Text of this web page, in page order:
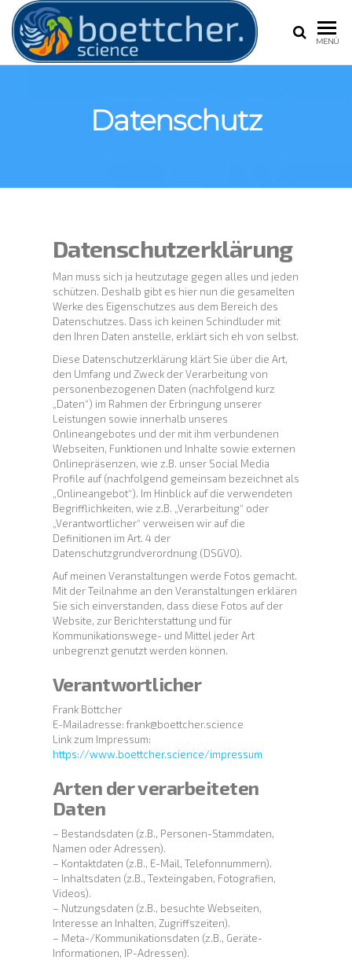
Frank
MENÜ
Datenschutz
Datenschutzerklärung
Man muss sich ja heutzutage gegen alles und jeden
schützen. Deshalb gibt es hier nun die gesamelten
Werke des Eigenschutzes aus dem Bereich des
Datenschutzes. Dass ich keinen Schindluder mit
den Ihren Daten anstelle, erklärt sich eh von selbst.
Diese Datenschutzerklärung klärt Sie über die Art,
den Umfang und Zweck der Verarbeitung von
personenbezogenen Daten (nachfolgend kurz
„Daten“) im Rahmen der Erbringung unserer
Leistungen sowie innerhalb unseres
Onlineangebotes und der mit ihm verbundenen
Webseiten, Funktionen und Inhalte sowie externen
Onlinepräsenzen, wie z.B. unser Social Media
Profile auf (nachfolgend gemeinsam bezeichnet als
„Onlineangebot“). Im Hinblick auf die verwendeten
Begrifflichkeiten, wie z.B. „Verarbeitung“ oder
„Verantwortlicher“ verweisen wir auf die
Definitionen im Art. 4 der
Datenschutzgrundverordnung (DSGVO).
Auf meinen Veranstaltungen werde Fotos gemacht.
Mit der Teilnahme an den Veranstaltungen erklären
Sie sich einverstanden, dass diese Fotos auf der
Website, zur Berichterstattung und für
Kommunikationswege- und Mittel jeder Art
unbegrenzt genutzt werden können.
Verantwortlicher
Frank Böttcher
E-Mailadresse: frank@boettcher.science
Link zum Impressum:
https://www.boettcher.science/impressum
Arten der verarbeiteten
Daten
– Bestandsdaten (z.B., Personen-Stammdaten,
Namen oder Adressen).
– Kontaktdaten (z.B., E-Mail, Telefonnummern).
– Inhaltsdaten (z.B., Texteingaben, Fotografien,
Videos).
– Nutzungsdaten (z.B., besuchte Webseiten,
Interesse an Inhalten, Zugriffszeiten).
– Meta-/Kommunikationsdaten (z.B., Geräte-
Informationen, IP-Adressen).